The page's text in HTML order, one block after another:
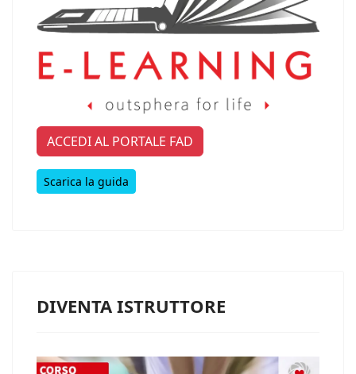
ACCEDI AL PORTALE FAD
Scarica la guida
DIVENTA ISTRUTTORE